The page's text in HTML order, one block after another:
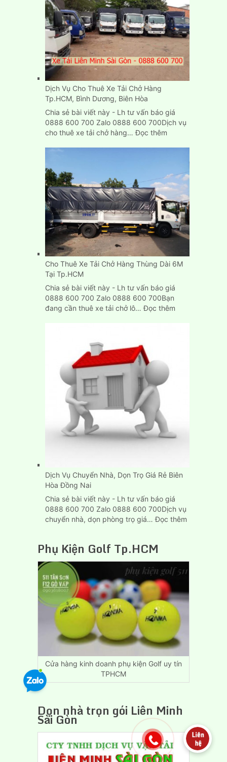
Carton
cũ
mới
chuyển
nhà
ở
đâu
TPHCM?
Dịch Vụ Cho Thuê Xe Tải Chở Hàng
Tp.HCM, Bình Dương, Biên Hòa
Chia sẻ bài viết này - Lh tư vấn báo giá
0888 600 700 Zalo 0888 600 700Dịch vụ
cho thuê xe tải chở hàng…Đọc thêm:
Thuê
Xe
Tải
Chở
Hàng
Tp.HCM,
Bình
Dương,
Hòa
Cho Thuê Xe Tải Chở Hàng Thùng Dài 6M
Tại Tp.HCM
Chia sẻ bài viết này - Lh tư vấn báo giá
0888 600 700 Zalo 0888 600 700Bạn
đang cần thuê xe tải chở lô…Đọc thêm:
Dịch Vụ Chuyển Nhà, Dọn Trọ Giá Rẻ Biên
Hòa Đồng Nai
Chia sẻ bài viết này - Lh tư vấn báo giá
0888 600 700 Zalo 0888 600 700Dịch vụ
chuyển nhà, dọn phòng trọ giá…Đọc thêm:
Nhà,
Dọn
Rẻ
Phụ Kiện Golf Tp.HCM
Cửa hàng kinh doanh phụ kiện Golf uy tín
TPHCM
Dọn nhà trọn gói Liên Minh
Sài Gòn